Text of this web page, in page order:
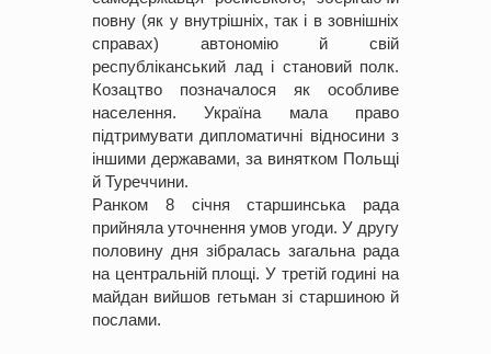
повну (як у внутрішніх, так і в зовнішніх
справах) автономію й свій
республіканський лад і становий полк.
Козацтво позначалося як особливе
населення. Україна мала право
підтримувати дипломатичні відносини з
іншими державами, за винятком Польщі
й Туреччини.
Ранком 8 січня старшинська рада
прийняла уточнення умов угоди. У другу
половину дня зібралась загальна рада
на центральній площі. У третій годині на
майдан вийшов гетьман зі старшиною й
послами.